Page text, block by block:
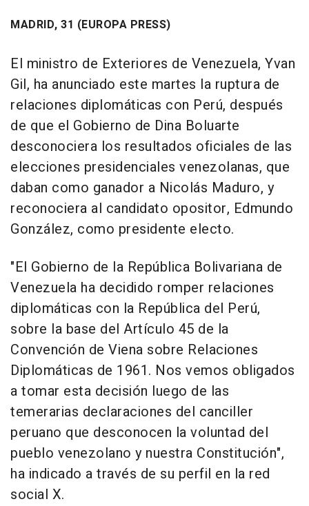
MADRID, 31 (EUROPA PRESS)
El ministro de Exteriores de Venezuela, Yvan
Gil, ha anunciado este martes la ruptura de
relaciones diplomáticas con Perú, después
de que el Gobierno de Dina Boluarte
desconociera los resultados oficiales de las
elecciones presidenciales venezolanas, que
daban como ganador a Nicolás Maduro, y
reconociera al candidato opositor, Edmundo
González, como presidente electo.
"El Gobierno de la República Bolivariana de
Venezuela ha decidido romper relaciones
diplomáticas con la República del Perú,
sobre la base del Artículo 45 de la
Convención de Viena sobre Relaciones
Diplomáticas de 1961. Nos vemos obligados
a tomar esta decisión luego de las
temerarias declaraciones del canciller
peruano que desconocen la voluntad del
pueblo venezolano y nuestra Constitución",
ha indicado a través de su perfil en la red
social X.